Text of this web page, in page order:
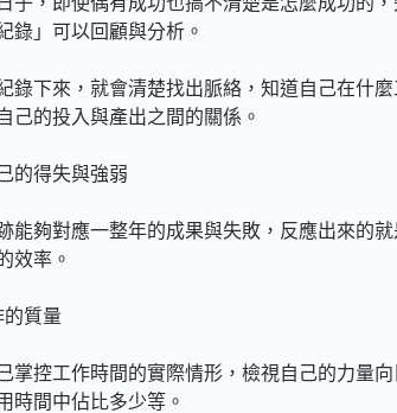
錄」可以回顧與分析。
錄下來，就會清楚找出脈絡，知道自己在什
己的投入與產出之間的關係。
的得失與強弱
能夠對應一整年的成果與失敗，反應出來的
效率。
質量
掌控工作時間的實際情形，檢視自己的力量
時間中佔比多少等。